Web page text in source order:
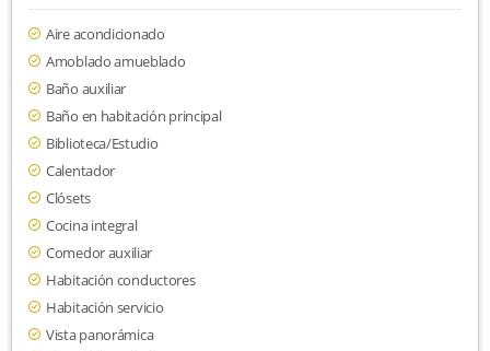
Aire acondicionado
Amoblado amueblado
Baño auxiliar
Baño en habitación principal
Biblioteca/Estudio
Calentador
Clósets
Cocina integral
Comedor auxiliar
Habitación conductores
Habitación servicio
Vista panorámica